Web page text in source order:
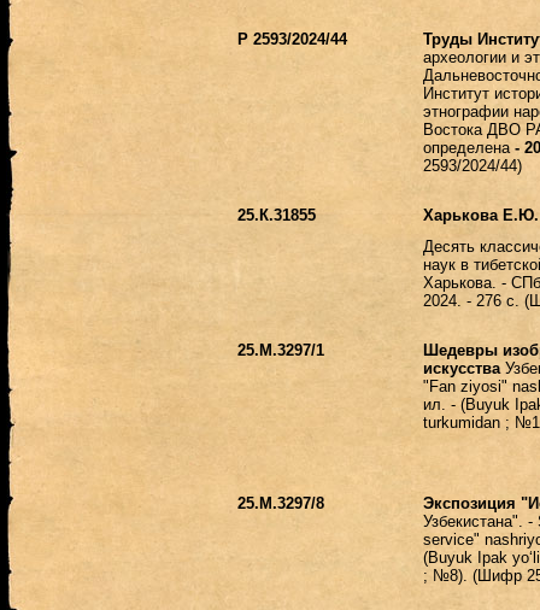
Р 2593/2024/44
Труды
археологии и
Институт
этнографии
Востока ДВО
определена-
2593/2024/44)
25.К.31855
Харькова Е.Ю.
Десять
наук в
Харькова. -
2024. - 276 с.
25.М.3297/1
Шедевры
искусства
"Fan ziyosi"
ил. - (Buyuk
turkumidan ;
25.М.3297/8
Экспозиция
Узбекистана".
service"
(Buyuk Ipak yo
; №8). (Шифр